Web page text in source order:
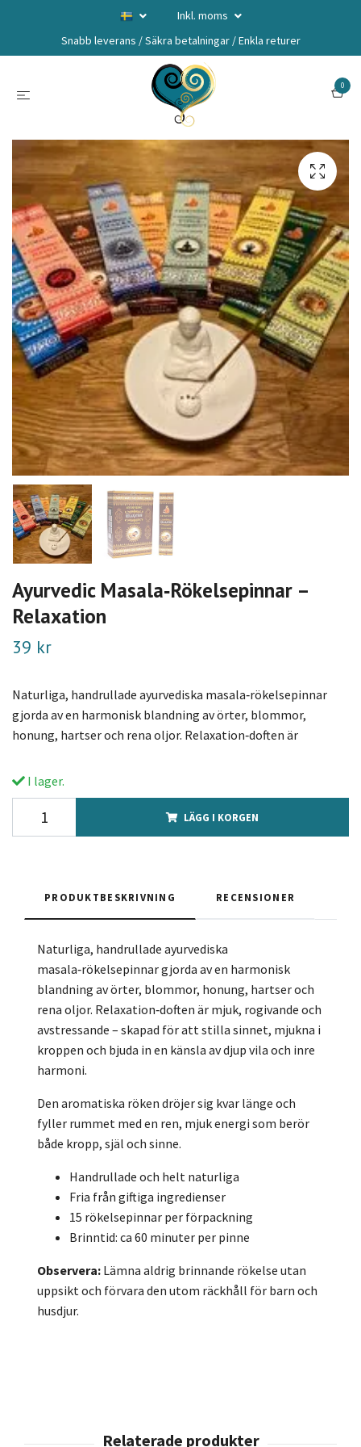
Inkl. moms
Snabb leverans / Säkra betalningar / Enkla returer
0
Ayurvedic Masala‑Rökelsepinnar –
Relaxation
39 kr
Naturliga, handrullade ayurvediska masala‑rökelsepinnar
gjorda av en harmonisk blandning av örter, blommor,
honung, hartser och rena oljor. Relaxation‑doften är
I lager.
LÄGG I KORGEN
PRODUKTBESKRIVNING RECENSIONER
Naturliga, handrullade ayurvediska
masala‑rökelsepinnar gjorda av en harmonisk
blandning av örter, blommor, honung, hartser och
rena oljor. Relaxation‑doften är mjuk, rogivande och
avstressande – skapad för att stilla sinnet, mjukna i
kroppen och bjuda in en känsla av djup vila och inre
harmoni.
Den aromatiska röken dröjer sig kvar länge och
fyller rummet med en ren, mjuk energi som berör
både kropp, själ och sinne.
Handrullade och helt naturliga
Fria från giftiga ingredienser
15 rökelsepinnar per förpackning
Brinntid: ca 60 minuter per pinne
Observera: Lämna aldrig brinnande rökelse utan
uppsikt och förvara den utom räckhåll för barn och
husdjur.